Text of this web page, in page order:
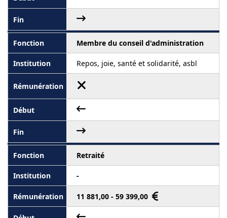
Membre du conseil d'administration
Repos, joie, santé et solidarité, asbl
Retraité
-
11 881,00 - 59 399,00